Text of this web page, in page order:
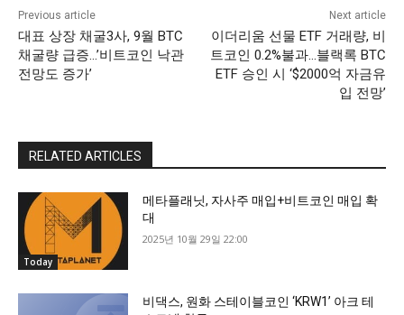
Previous article
대표 상장 채굴3사, 9월 BTC
채굴량 급증…’비트코인 낙관
전망도 증가’
Next article
이더리움 선물 ETF 거래량, 비
트코인 0.2%불과…블랙록 BTC
ETF 승인 시 ‘$2000억 자금유
입 전망’
RELATED ARTICLES
Today
메타플래닛, 자사주 매입+비트코인 매입 확
대
2025년 10월 29일 22:00
비댁스, 원화 스테이블코인 ‘KRW1’ 아크 테